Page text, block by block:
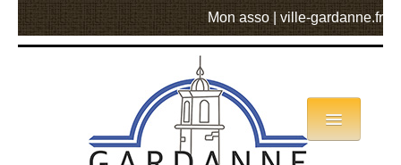
Mon asso ville-gardanne.fr
Annuaire